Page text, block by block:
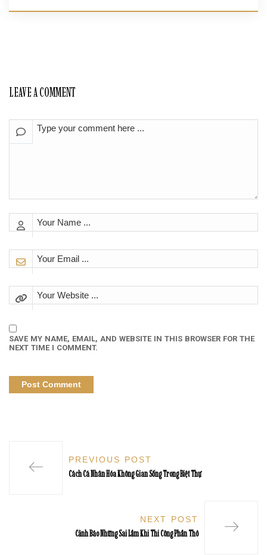
LEAVE A COMMENT
SAVE MY NAME, EMAIL, AND WEBSITE IN THIS BROWSER FOR THE
NEXT TIME I COMMENT.
PREVIOUS POST
Cách Cá Nhân Hóa Không Gian Sống Trong Biệt Thự
NEXT POST
Cảnh Báo Những Sai Lầm Khi Thi Công Phần Thô